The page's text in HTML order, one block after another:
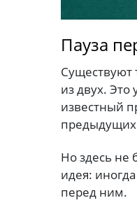
Пауза
Существуют
из двух.
известный
Но здесь не
идея:
перед ним.